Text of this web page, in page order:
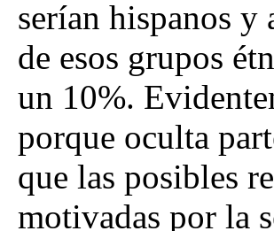
serían hispanos y
de esos grupos
un 10%.
porque oculta
que las posibles
motivadas por la